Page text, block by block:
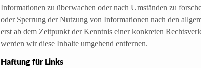
Informationen zu überwachen oder nach Umständen zu
oder Sperrung der Nutzung von Informationen nach den
erst ab dem Zeitpunkt der Kenntnis einer konkreten
werden wir diese Inhalte umgehend entfernen.
Haftung für Links